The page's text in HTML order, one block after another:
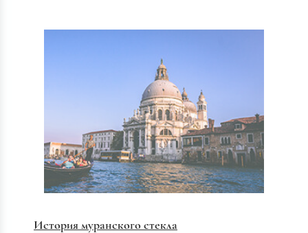
История муранского стекла